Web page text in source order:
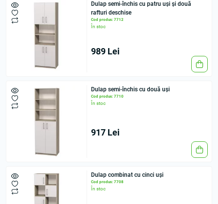
Dulap semi-închis cu patru uși și două
rafturi deschise
Cod produs: 7712
În stoc
989 Lei
Dulap semi-închis cu două uși
Cod produs: 7710
În stoc
917 Lei
Dulap combinat cu cinci uși
Cod produs: 7708
În stoc